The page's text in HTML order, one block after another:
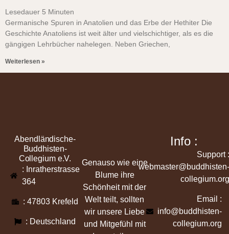
Lesedauer 5 Minuten
Germanische Spuren in Anatolien und das Erbe der Hethiter Die
Geschichte Anatoliens ist weit älter und vielschichtiger, als es die
gängigen Lehrbücher nahelegen. Neben Griechen,
Weiterlesen »
Abendländische-
Buddhisten-
Collegium e.V.
: Inratherstrasse
364
: 47803 Krefeld
: Deutschland
Genauso wie eine
Blume ihre
Schönheit mit der
Welt teilt, sollten
wir unsere Liebe
und Mitgefühl mit
Info :
Support :
webmaster@buddhisten-
collegium.org
Email :
info@buddhisten-
collegium.org